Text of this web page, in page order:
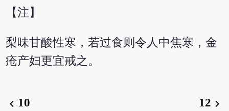
【注】
梨味甘酸性寒，若过食则令人中焦寒，金
疮产妇更宜戒之。
chevron_left 10 12 chevron_right